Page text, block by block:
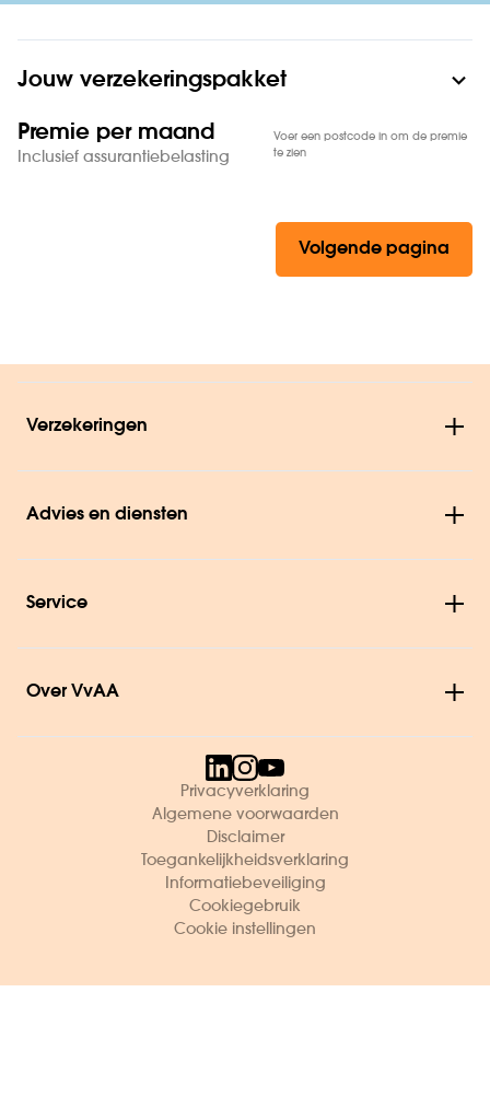
Jouw verzekeringspakket
Premie per maand
Inclusief assurantiebelasting
Voer een postcode in om de premie
te zien
Volgende pagina
Verzekeringen
Advies en diensten
Service
Over VvAA
Privacyverklaring
Algemene voorwaarden
Disclaimer
Toegankelijkheidsverklaring
Informatiebeveiliging
Cookiegebruik
Cookie instellingen